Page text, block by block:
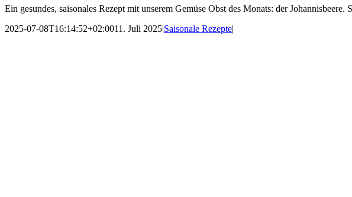
Ein gesundes, saisonales Rezept mit unserem Gemüse Obst des Monats: der
2025-07-08T16:14:52+02:0011. Juli 2025|Saisonale Rezepte|